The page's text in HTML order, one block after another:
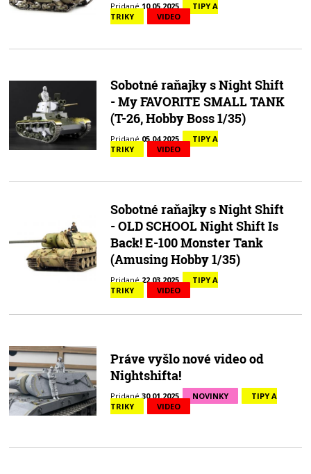
Pridané10.05.2025
TIPY A
TRIKY
VIDEO
Sobotné raňajky s Night Shift
- My FAVORITE SMALL TANK
(T-26, Hobby Boss 1/35)
Pridané05.04.2025
TIPY A
TRIKY
VIDEO
Sobotné raňajky s Night Shift
- OLD SCHOOL Night Shift Is
Back! E-100 Monster Tank
(Amusing Hobby 1/35)
Pridané22.03.2025
TIPY A
TRIKY
VIDEO
Práve vyšlo nové video od
Nightshifta!
Pridané30.01.2025 NOVINKY
TIPY A
TRIKY
VIDEO